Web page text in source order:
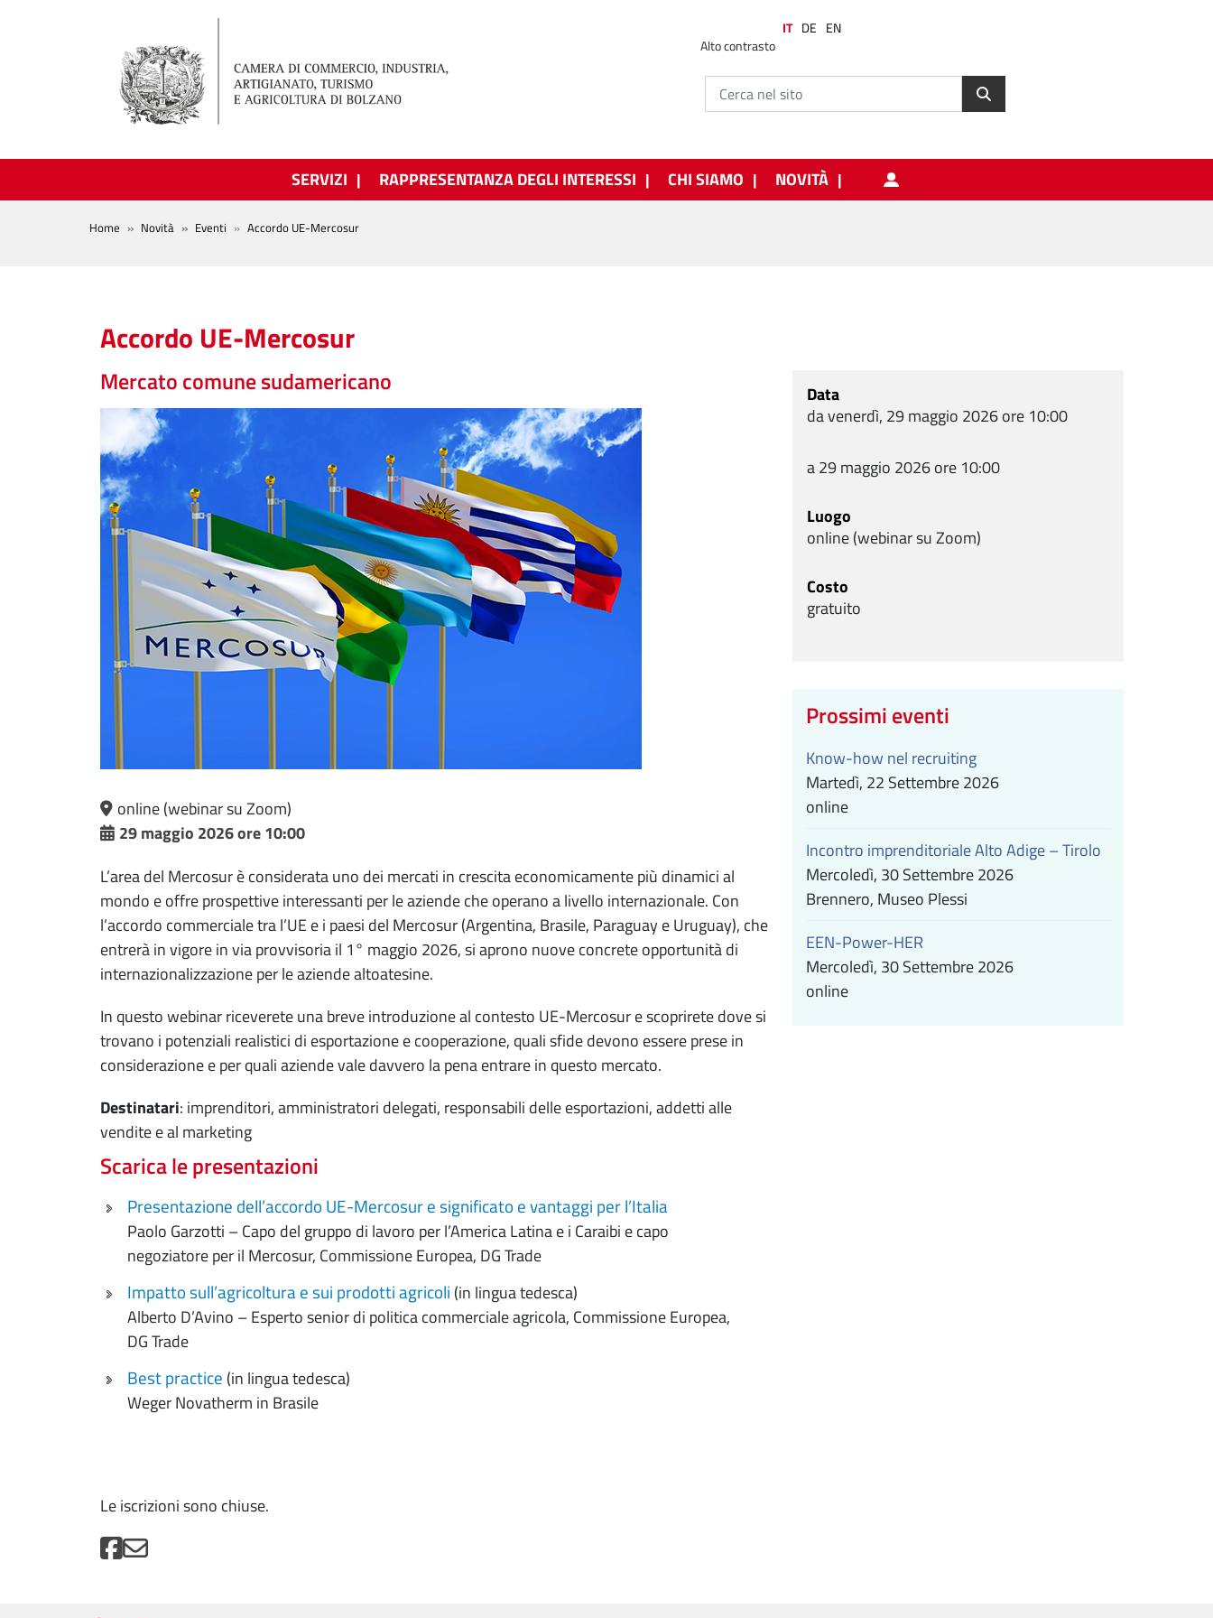
Alto contrasto
IT DE EN
SERVIZI RAPPRESENTANZA DEGLI INTERESSI CHI SIAMO NOVITÀ
BREADCRUMB
Home Novità Eventi Accordo UE-Mercosur
Data
da venerdì, 29 maggio 2026 ore 10:00
a 29 maggio 2026 ore 10:00
Luogo
online (webinar su Zoom)
Costo
gratuito
Prossimi eventi
Know-how nel recruiting
Martedì, 22 Settembre 2026
online
Incontro imprenditoriale Alto Adige – Tirolo
Mercoledì, 30 Settembre 2026
Brennero, Museo Plessi
EEN-Power-HER
Mercoledì, 30 Settembre 2026
online
Accordo UE-Mercosur
Mercato comune sudamericano
online (webinar su Zoom)
29 maggio 2026 ore 10:00
L’area del Mercosur è considerata uno dei mercati in crescita economicamente più dinamici al
mondo e offre prospettive interessanti per le aziende che operano a livello internazionale. Con
l’accordo commerciale tra l’UE e i paesi del Mercosur (Argentina, Brasile, Paraguay e Uruguay), che
entrerà in vigore in via provvisoria il 1° maggio 2026, si aprono nuove concrete opportunità di
internazionalizzazione per le aziende altoatesine.
In questo webinar riceverete una breve introduzione al contesto UE-Mercosur e scoprirete dove si
trovano i potenziali realistici di esportazione e cooperazione, quali sfide devono essere prese in
considerazione e per quali aziende vale davvero la pena entrare in questo mercato.
Destinatari: imprenditori, amministratori delegati, responsabili delle esportazioni, addetti alle
vendite e al marketing
Scarica le presentazioni
Presentazione dell’accordo UE-Mercosur e significato e vantaggi per l’Italia
Paolo Garzotti – Capo del gruppo di lavoro per l’America Latina e i Caraibi e capo
negoziatore per il Mercosur, Commissione Europea, DG Trade
Impatto sull’agricoltura e sui prodotti agricoli (in lingua tedesca)
Alberto D’Avino – Esperto senior di politica commerciale agricola, Commissione Europea,
DG Trade
Best practice (in lingua tedesca)
Weger Novatherm in Brasile
Le iscrizioni sono chiuse.